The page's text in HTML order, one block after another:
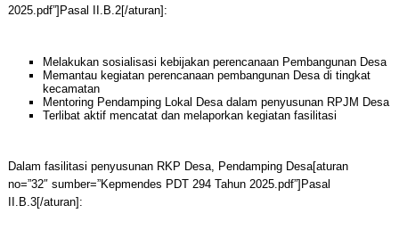
2025.pdf”]Pasal II.B.2[/aturan]:
Melakukan sosialisasi kebijakan perencanaan Pembangunan Desa
Memantau kegiatan perencanaan pembangunan Desa di tingkat
kecamatan
Mentoring Pendamping Lokal Desa dalam penyusunan RPJM Desa
Terlibat aktif mencatat dan melaporkan kegiatan fasilitasi
Dalam fasilitasi penyusunan RKP Desa, Pendamping Desa[aturan
no=”32″ sumber=”Kepmendes PDT 294 Tahun 2025.pdf”]Pasal
II.B.3[/aturan]: